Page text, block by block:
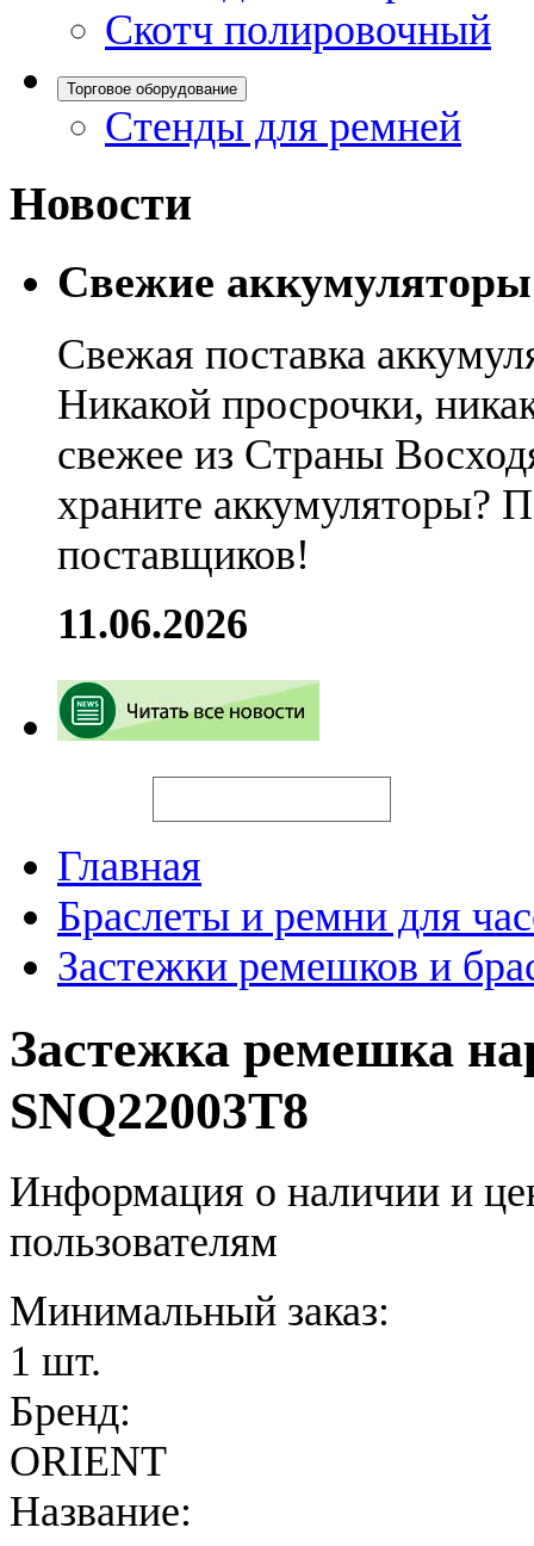
Скотч полировочный
Торговое оборудование
Стенды для ремней
Новости
Свежие
Свежая поставка
Никакой просрочки,
свежее из Страны
храните аккумуляторы?
поставщиков!
11.06.2026
Главная
Браслеты и ремни для
Застежки ремешков и
Застежка ремешка
SNQ22003T8
Информация о наличии и
пользователям
Минимальный заказ:
1 шт.
Бренд:
ORIENT
Название: